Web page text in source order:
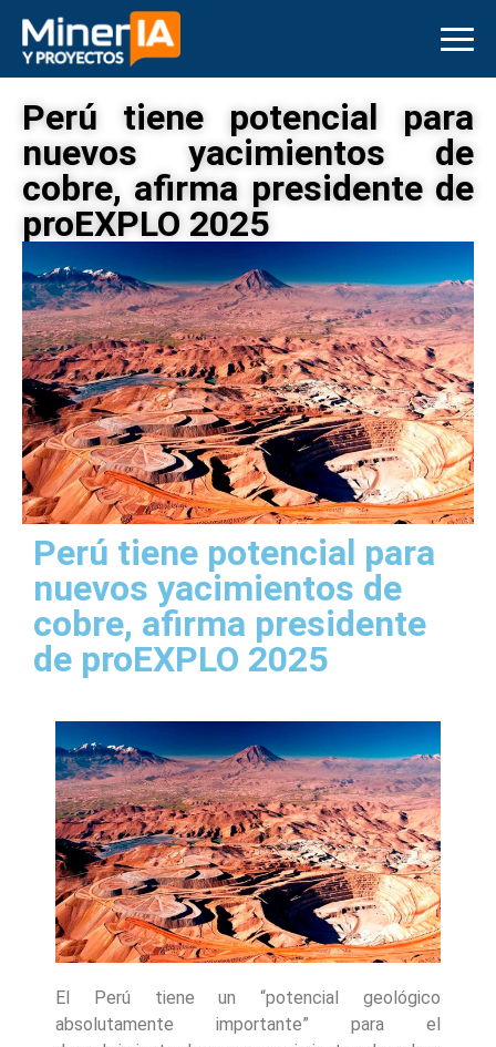
Perú tiene potencial para
nuevos yacimientos de
cobre, afirma presidente de
proEXPLO 2025
Perú tiene potencial para
nuevos yacimientos de
cobre, afirma presidente
de proEXPLO 2025
El Perú tiene un “potencial geológico
absolutamente importante” para el